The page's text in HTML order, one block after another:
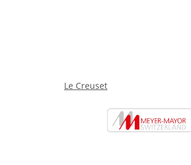
Le Creuset